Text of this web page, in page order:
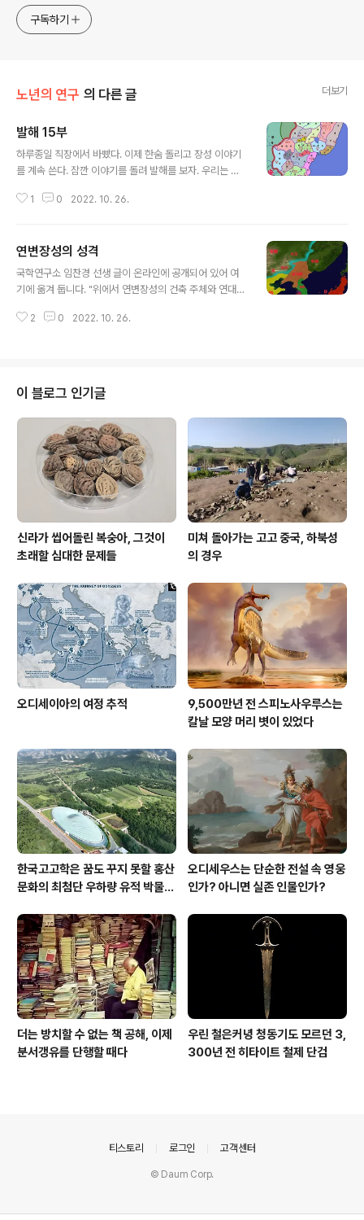
approach will be to resist any common sense or
generalized viewpoint
구독하기
노년의 연구 의 다른 글 더보기
발해 15부
하루종일 직장에서 바빴다. 이제 한숨 돌리고 장성 이야기
를 계속 쓴다. 잠깐 이야기를 돌려 발해를 보자. 우리는 발
와 대립했고 군사적인 관심은 중국을 대항한 서쪽과 신라
하고 그 역사를 보고 있기 때문이다. 여기서 발해의 지방행
정조직. 소위 발해 15부를 한번 보자. 위 행정지도를 보면
아주 흥미로운 부분이 있다. 행정 조직에는 그 나라의 정치
에서 동북쪽을 보면 安邊府, 東平府, 懷遠府, 安遠府라
1 0 2022. 10. 26.
연변장성의 성격
국학연구소 임찬경 선생 글이 온라인에 공개되어 있어 여
기에 옮겨 둡니다. "위에서 연변장성의 건축 주체와 연대에
명확한 문헌기록을 아직 찾지 못했고, 장성에 대한 발굴조
온 연변 현지의 기존 조사 자료와 연구 성과들에 따르면, 현
재까지는 연변장성이 고구려 시기에 이 지역 토착세력인
북옥저에 의해 그 북쪽 정치세력인 읍루의 침략을 방어하
기 위한 목적으로 조성되었다고 볼 蓋然性이 높다. 물론
이 경우에 군사적 목적으로 조성된 장성은 고구려 이후 시
기에 이 지역에 존재했던 발해와 東夏國 및..
2 0 2022. 10. 26.
이 블로그 인기글
신라가 씹어돌린 복숭아, 그것이
초래할 심대한 문제들
미쳐 돌아가는 고고 중국, 하북성
의 경우
오디세이아의 여정 추적
9,500만년 전 스피노사우루스는
칼날 모양 머리 볏이 있었다
한국고고학은 꿈도 꾸지 못할 홍산
문화의 최첨단 우하량 유적 박물관
오디세우스는 단순한 전설 속 영웅
인가? 아니면 실존 인물인가?
더는 방치할 수 없는 책 공해, 이제
분서갱유를 단행할 때다
우린 철은커녕 청동기도 모르던 3,
300년 전 히타이트 철제 단검
티스토리 로그인 고객센터
© Daum Corp.